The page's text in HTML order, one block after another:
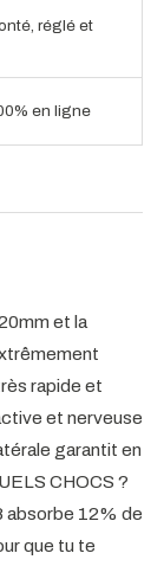
réglé et
en ligne
et la
rapide et
et nerveuse
garantit en
CHOCS ?
absorbe 12% de
que tu te